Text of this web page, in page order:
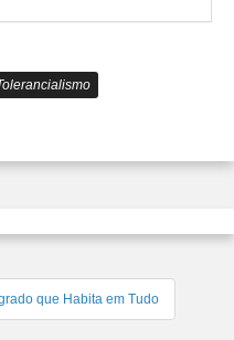
que Habita em Tudo